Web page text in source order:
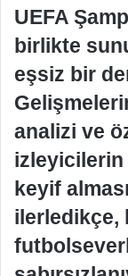
UEFA
birlikte
eşsiz bir
analizi ve
keyif
ilerledikçe,